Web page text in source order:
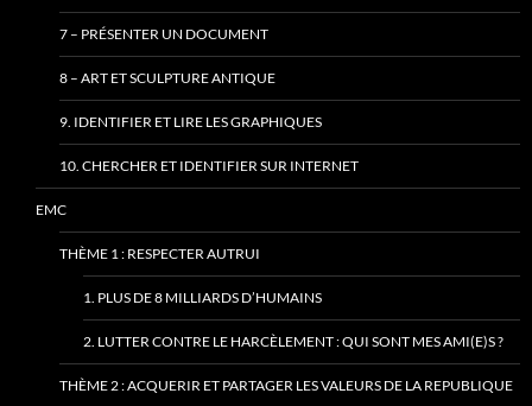
7 – PRÉSENTER UN DOCUMENT
8 – ART ET SCULPTURE ANTIQUE
9. IDENTIFIER ET LIRE LES GRAPHIQUES
10. CHERCHER ET IDENTIFIER SUR INTERNET
EMC
THÈME 1 : RESPECTER AUTRUI
1. PLUS DE 8 MILLIARDS D’HUMAINS
2. LUTTER CONTRE LE HARCÈLEMENT : QUI SONT MES AMI(E)S ?
THÈME 2 : ACQUERIR ET PARTAGER LES VALEURS DE LA REPUBLIQUE